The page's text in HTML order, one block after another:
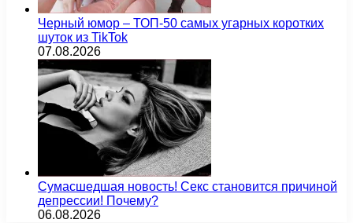
Черный юмор – ТОП-50 самых угарных коротких
шуток из TikTok
07.08.2026
Сумасшедшая новость! Секс становится причиной
депрессии! Почему?
06.08.2026